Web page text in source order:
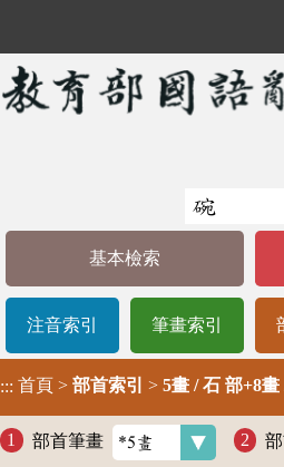
基本檢索
注音索引 筆畫索引
::: 首頁 > 部首索引 > 5畫 / 石 部+8畫
部首筆畫